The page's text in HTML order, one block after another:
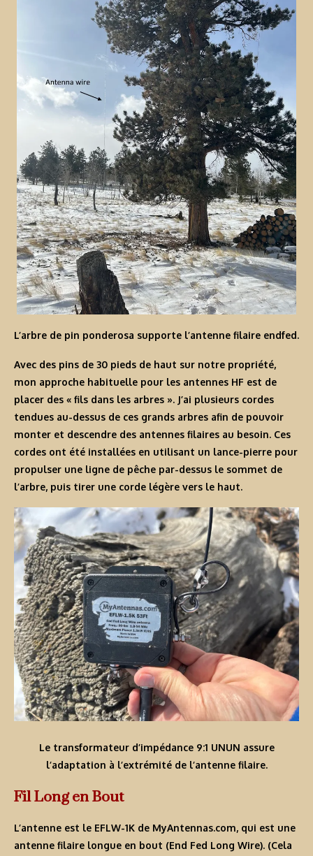
L’arbre de pin ponderosa supporte l’antenne filaire endfed.
Avec des pins de 30 pieds de haut sur notre propriété,
mon approche habituelle pour les antennes HF est de
placer des « fils dans les arbres ». J’ai plusieurs cordes
tendues au-dessus de ces grands arbres afin de pouvoir
monter et descendre des antennes filaires au besoin. Ces
cordes ont été installées en utilisant un lance-pierre pour
propulser une ligne de pêche par-dessus le sommet de
l’arbre, puis tirer une corde légère vers le haut.
Le transformateur d’impédance 9:1 UNUN assure
l’adaptation à l’extrémité de l’antenne filaire.
Fil Long en Bout
L’antenne est le EFLW-1K de MyAntennas.com, qui est une
antenne filaire longue en bout (End Fed Long Wire). (Cela